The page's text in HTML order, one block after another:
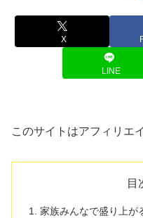
X
LINE
このサイトはアフィリエ
目
家族みんなで盛り上が